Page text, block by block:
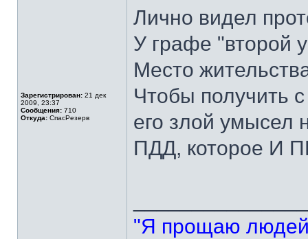
Зарегистрирован: 21 дек
2009, 23:37
Сообщения: 710
Откуда: СпасРезерв
Лично видел
У графе "второй
Место
Чтобы получить
его злой умысел
ПДД, которое И
"Я прощаю